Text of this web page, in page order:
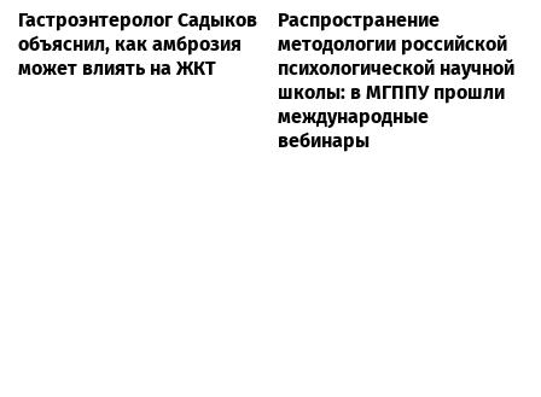
Гастроэнтеролог Садыков
объяснил, как амброзия
может влиять на ЖКТ
Распространение
методологии российской
психологической научной
школы: в МГППУ прошли
международные
вебинары